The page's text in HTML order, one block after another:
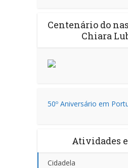
Centenário do
Chiara
50º Aniversário em
Atividades e
Cidadela